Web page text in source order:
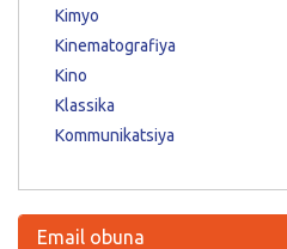
Kimyo
Kinematografiya
Kino
Klassika
Kommunikatsiya
Email obuna